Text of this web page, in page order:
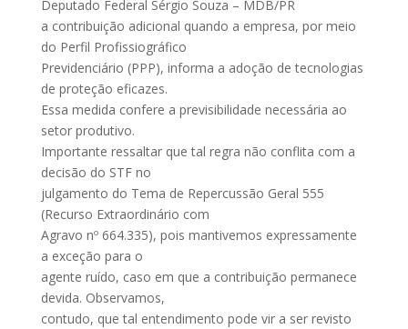
Deputado Federal Sérgio Souza – MDB/PR
a contribuição adicional quando a empresa, por meio
do Perfil Profissiográfico
Previdenciário (PPP), informa a adoção de tecnologias
de proteção eficazes.
Essa medida confere a previsibilidade necessária ao
setor produtivo.
Importante ressaltar que tal regra não conflita com a
decisão do STF no
julgamento do Tema de Repercussão Geral 555
(Recurso Extraordinário com
Agravo nº 664.335), pois mantivemos expressamente
a exceção para o
agente ruído, caso em que a contribuição permanece
devida. Observamos,
contudo, que tal entendimento pode vir a ser revisto